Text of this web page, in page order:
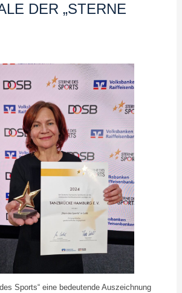
DER „STERNE
Sports“ eine bedeutende Auszeichnung